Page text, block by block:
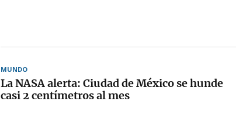
MUNDO
La NASA alerta: Ciudad de México se hunde
casi 2 centímetros al mes